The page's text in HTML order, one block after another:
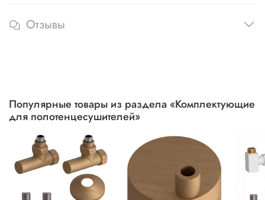
Отзывы
Популярные товары из раздела «Комплектующие
для полотенцесушителей»